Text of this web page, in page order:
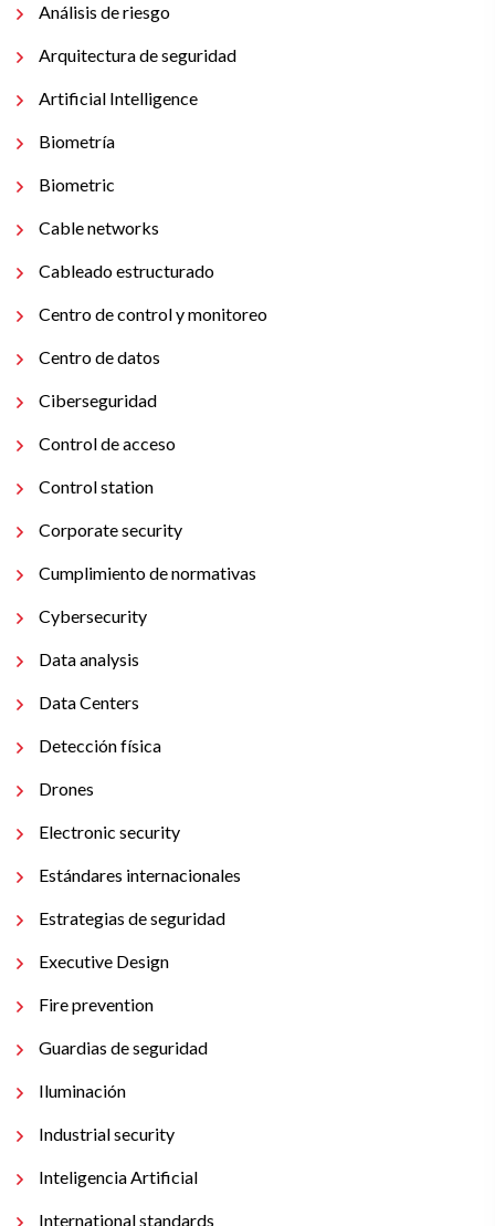
Análisis de riesgo
Arquitectura de seguridad
Artificial Intelligence
Biometría
Biometric
Cable networks
Cableado estructurado
Centro de control y monitoreo
Centro de datos
Ciberseguridad
Control de acceso
Control station
Corporate security
Cumplimiento de normativas
Cybersecurity
Data analysis
Data Centers
Detección física
Drones
Electronic security
Estándares internacionales
Estrategias de seguridad
Executive Design
Fire prevention
Guardias de seguridad
Iluminación
Industrial security
Inteligencia Artificial
International standards